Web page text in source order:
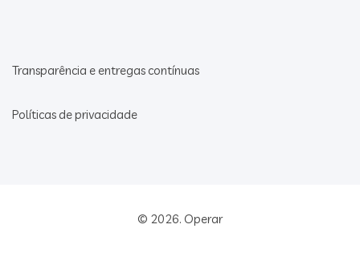
Transparência e entregas contínuas
Políticas de privacidade
© 2026. Operar